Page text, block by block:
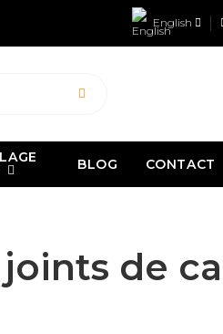
English
BLOG CONTACT
de